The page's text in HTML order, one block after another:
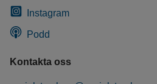
Instagram
Podd
Kontakta oss